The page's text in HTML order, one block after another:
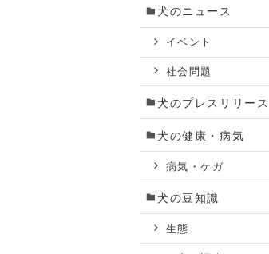
犬のニュース
イベント
社会問題
犬のプレスリリース
犬の健康・病気
病気・ケガ
犬の豆知識
生態